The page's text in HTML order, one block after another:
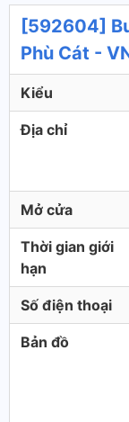
[592604]
Phù Cát -
Kiểu
Địa chỉ
Mở cửa
Thời gian giới
hạn
Số điện thoại
Bản đồ